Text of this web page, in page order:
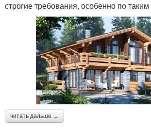
строгие требования, особенно по
читать дальше →